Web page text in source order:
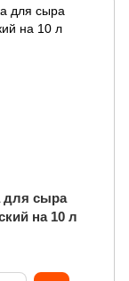
для сыра
на 10 л